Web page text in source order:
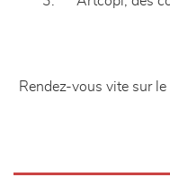
Rendez-vous vite sur le